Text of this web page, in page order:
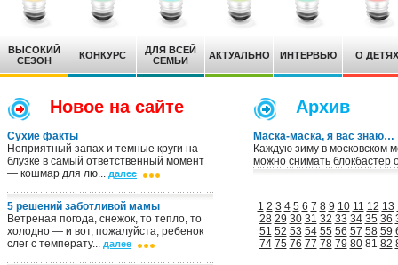
ВЫСОКИЙ
СЕЗОН
КОНКУРС
ДЛЯ ВСЕЙ
СЕМЬИ
АКТУАЛЬНО ИНТЕРВЬЮ О ДЕТЯХ
Новое на сайте
Сухие факты
Неприятный запах и темные круги на
блузке в самый ответственный момент
— кошмар для лю... далее
5 решений заботливой мамы
Ветреная погода, снежок, то тепло, то
холодно — и вот, пожалуйста, ребенок
слег с температу... далее
Архив
Маска-маска, я вас знаю…
Каждую зиму в московском
можно снимать блокбастер
1 2 3 4 5 6 7 8 9 10 11 12 13
28 29 30 31 32 33 34 35 36
51 52 53 54 55 56 57 58 59
74 75 76 77 78 79 8081 82